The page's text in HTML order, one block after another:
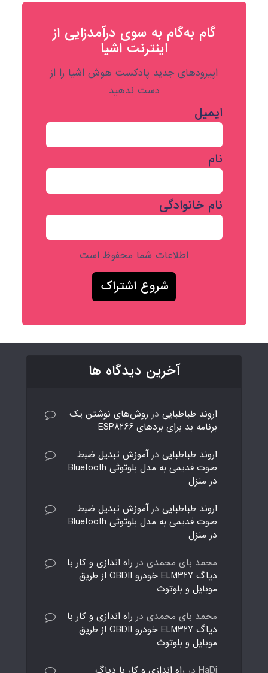
گام به‌گام به‌ سوی درآمدزایی از
اینترنت اشیا
اپیزودهای جدید پادکست هوش اشیا را از
دست ندهید
ایمیل
نام
نام خانوادگی
اطلاعات شما محفوظ است
آخرین دیدگاه ها
اروند طباطبایی در روش‌های نوشتن یک
برنامه بد برای بردهای ESP8266
اروند طباطبایی در آموزش تبدیل ضبط
صوت قدیمی به مدل بلوتوثی Bluetooth
در منزل
اروند طباطبایی در آموزش تبدیل ضبط
صوت قدیمی به مدل بلوتوثی Bluetooth
در منزل
محمد بای محمدی در راه اندازی و کار با
دیاگ ELM327 خودرو OBDII از طریق
موبایل و بلوتوث
محمد بای محمدی در راه اندازی و کار با
دیاگ ELM327 خودرو OBDII از طریق
موبایل و بلوتوث